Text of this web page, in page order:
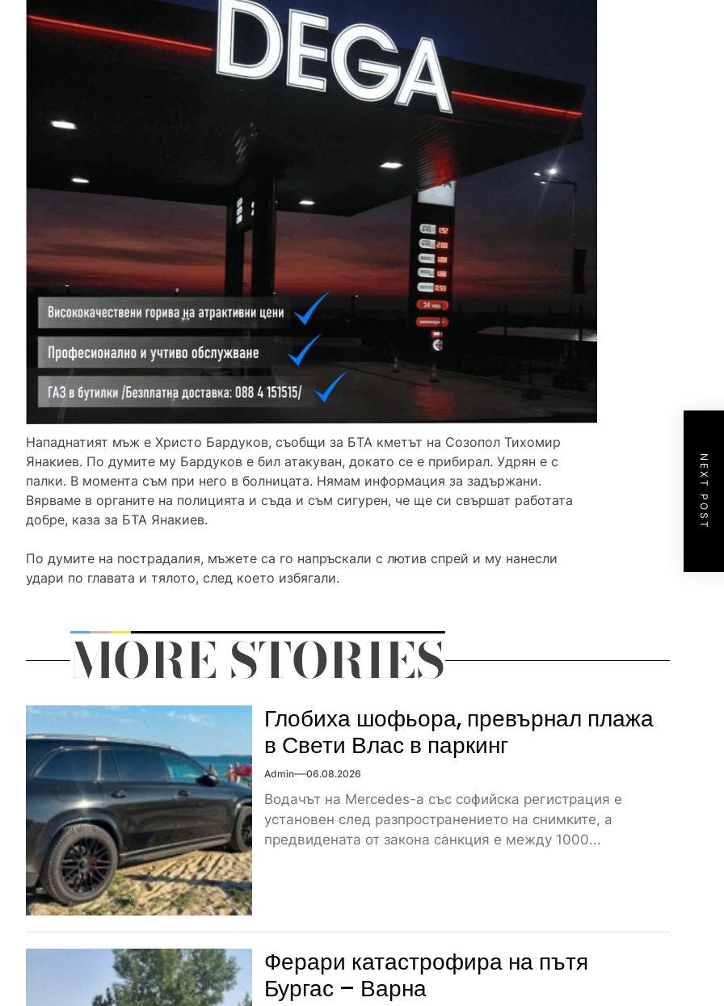
Нападнатият мъж е Христо Бардуков, съобщи за БТА кметът на Созопол Тихомир
Янакиев. По думите му Бардуков е бил атакуван, докато се е прибирал. Удрян е с
палки. В момента съм при него в болницата. Нямам информация за задържани.
Вярваме в органите на полицията и съда и съм сигурен, че ще си свършат работата
добре, каза за БТА Янакиев.
По думите на пострадалия, мъжете са го напръскали с лютив спрей и му нанесли
удари по главата и тялото, след което избягали.
NEXT POST
MORE STORIES
Глобиха шофьора, превърнал плажа
в Свети Влас в паркинг
Admin 06.08.2026
Водачът на Mercedes-а със софийска регистрация е
установен след разпространението на снимките, а
предвидената от закона санкция е между 1000...
Ферари катастрофира на пътя
Бургас – Варна